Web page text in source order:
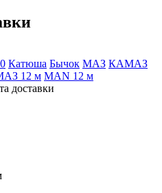
Катюша Бычок МАЗ КАМАЗ
12 м MAN 12 м
доставки